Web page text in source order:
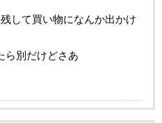
して買い物になんか出かけ
ら別だけどさあ